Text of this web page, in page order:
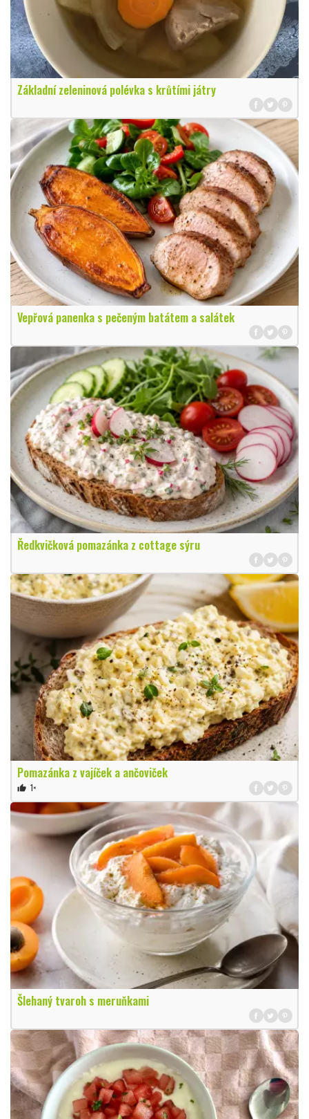
Základní zeleninová polévka s krůtími játry
Vepřová panenka s pečeným batátem a salátek
Ředkvičková pomazánka z cottage sýru
Pomazánka z vajíček a ančoviček
thumb_up 1×
Šlehaný tvaroh s meruňkami